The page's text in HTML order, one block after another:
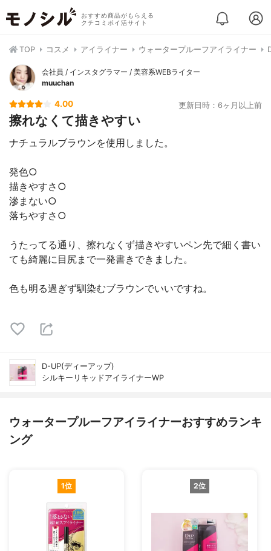
おすすめ商品がもらえる
クチコミポイ活サイト
TOP コスメ アイライナー ウォータープルーフアイライナー
会社員 / インスタグラマー / 美容系WEBライター
muuchan
4.00 更新日時：6ヶ月以上前
擦れなくて描きやすい
ナチュラルブラウンを使用しました。
発色○
描きやすさ○
滲まない○
落ちやすさ○
うたってる通り、擦れなくず描きやすいペン先で細く書い
ても綺麗に目尻まで一発書きできました。
色も明る過ぎず馴染むブラウンでいいですね。
D-UP(ディーアップ)
シルキーリキッドアイライナーWP
ウォータープルーフアイライナーおすすめランキ
ング
1位 2位